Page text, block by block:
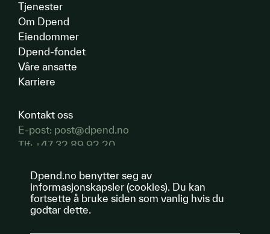
Dpend.no benytter seg av
informasjonskapsler (cookies). Du kan
fortsette å bruke siden som vanlig hvis du
godtar dette.
Tjenester
Om Dpend
Eiendommer
Dpend-fondet
Våre ansatte
Karriere
Kontakt oss
E-post: post@dpend.no
Tlf: +47 32 89 92 20
Besøksadresse:
Torgeir Vraas plass 5 3044 Drammen
Inngang mot Bjørnstjerne Bjørnsons gate